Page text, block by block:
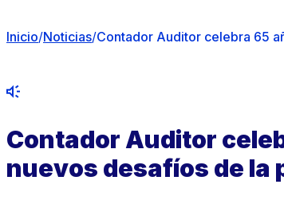
Inicio/Noticias/Contador Auditor celebra 65
Contador Auditor
nuevos desafíos de la